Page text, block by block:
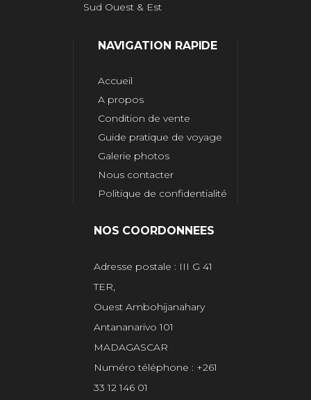
Sud Ouest & Est
NAVIGATION RAPIDE
Accueil
A propos
Condition de vente
Guide pratique de voyage
Galerie photos
Nous contacter
Politique de confidentialité
NOS COORDONNEES
Adresse postale : III G 41
TER,
Ouest Ambohijanahary
Antananarivo 101
MADAGASCAR
Numéro téléphone : +261
33 12 146 01